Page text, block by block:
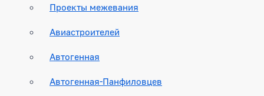
Проекты межевания
Авиастроителей
Автогенная
Автогенная-Панфиловцев